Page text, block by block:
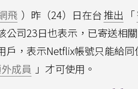
飛 ）昨（24）日在台推出 「
公司23日也表示，已寄送相
戶，表示Netflix帳號只能給
成員 」才可使用。